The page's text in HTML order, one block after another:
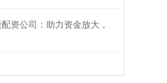
资公司：助力资金放大，